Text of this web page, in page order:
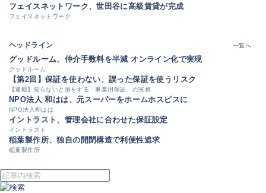
フェイスネットワーク、世田谷に高級賃貸が完成
フェイスネットワーク
ヘッドライン 一覧へ
グッドルーム、仲介手数料を半減 オンライン化で実現
グッドルーム
【第2回】保証を使わない、誤った保証を使うリスク
【連載】知らないと損をする「事業用保証」の実務
NPO法人 和はは、元スーパーをホームホスピスに
NPO法人和はは
イントラスト、管理会社に合わせた保証設定
イントラスト
稲葉製作所、独自の開閉構造で利便性追求
稲葉製作所